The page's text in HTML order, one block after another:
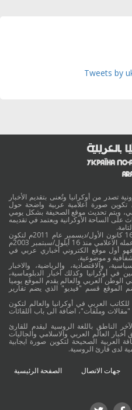
Tweets by
تصدر من أوكرانيا وتُعنى بتقديم الأخبار
تكوين صورة اعلامية عربية واضحة حول
ويتم تحديث موقع الصحيفة بشكل يومي
على الساحة الأوكرانية ويعتمد في تقديمه
وقد جائت انطلاقة "أوكرانيا بالعربية" في 16 كانون الأول/ديسمبر عام 2011م لتكون
امتدادا للموقع العربي الاوكراني والذي بدأ عمله الاعلامي منذ 16 أيلول/سبتمبر 2003م
فهو أول موقع الكتروني أخباري عربي في
شفافية و موضوعية.
والاقتصادية، والرياضية، والاخبار
في أوكرانيا وكذلك أخبار الدبلوماسية،
الوطن العربي والعالم يقدم الموقع يوميا
الموقع قسم "فيديو" الذي يضم تقارير
للكاتب العربي في أوكرانيا والعالم لتكون
وملفات"، اضافة الى باب اللقائات
الناطق باللغة الروسية ليقدم للقارئ
العالم العربي والاسلامي والجاليات
العربية الصحيحة لتكوين صورة ايجابية
لدى قارئ الروسية.
جهات الاتصال الصفحة الرئيسية